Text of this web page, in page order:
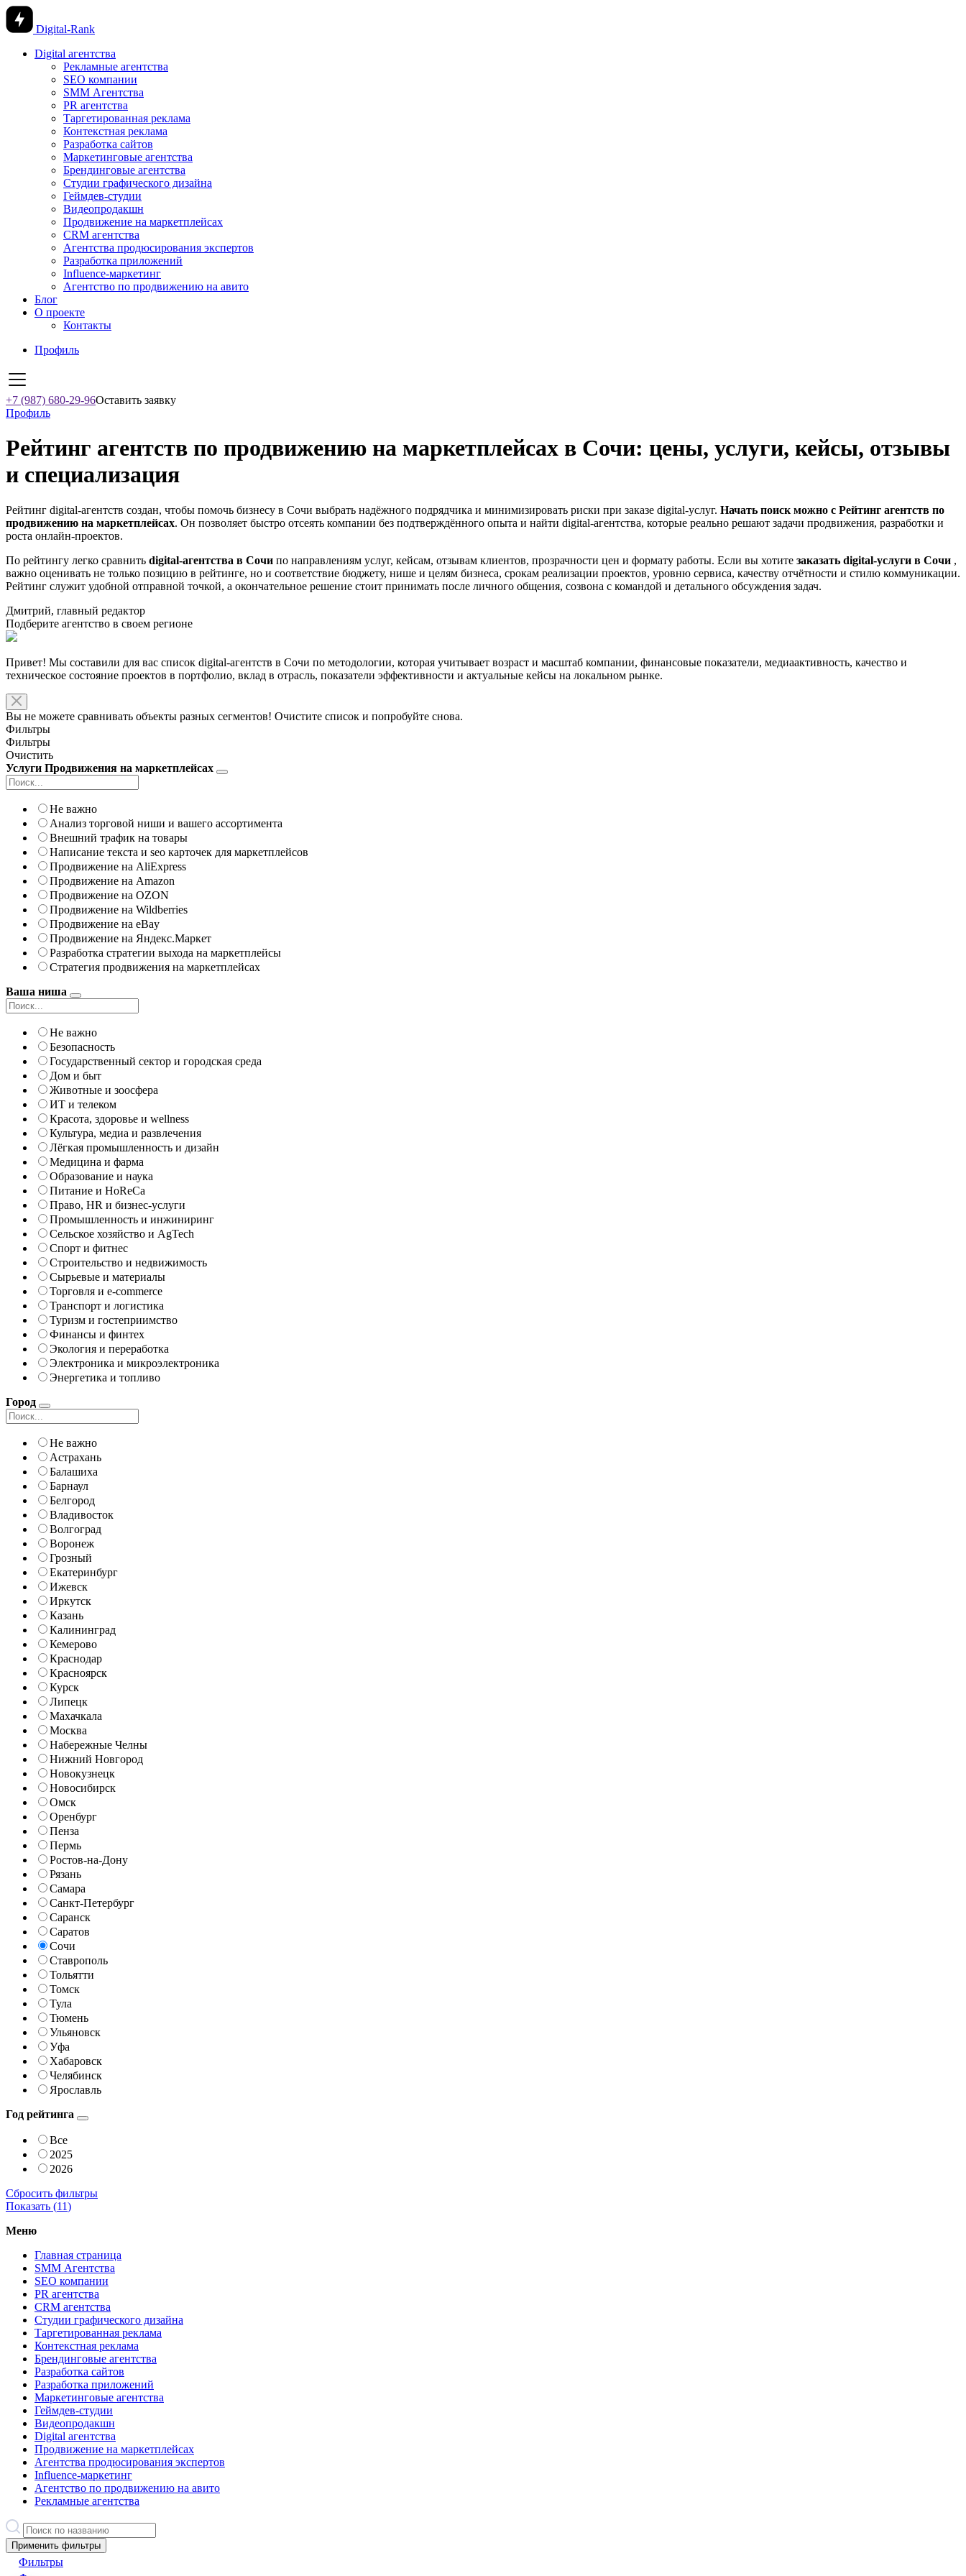
Digital-Rank
Digital агентства
Рекламные агентства
SEO компании
SMM Агентства
PR агентства
Таргетированная реклама
Контекстная реклама
Разработка сайтов
Маркетинговые агентства
Брендинговые агентства
Студии графического дизайна
Геймдев-студии
Видеопродакшн
Продвижение на маркетплейсах
CRM агентства
Агентства продюсирования экспертов
Разработка приложений
Influence-маркетинг
Агентство по продвижению на авито
Блог
О проекте
Контакты
Профиль
+7 (987) 680-29-96Оставить заявку
Профиль
Рейтинг агентств по продвижению на маркетплейсах в Сочи: цены, услуги, кейсы, отзывы
и специализация
Рейтинг digital-агентств создан, чтобы помочь бизнесу в Сочи выбрать надёжного подрядчика и минимизировать риски при заказе digital-услуг. Начать поиск можно с Рейтинг агентств по
продвижению на маркетплейсах. Он позволяет быстро отсеять компании без подтверждённого опыта и найти digital-агентства, которые реально решают задачи продвижения, разработки и
роста онлайн-проектов.
По рейтингу легко сравнить digital-агентства в Сочи по направлениям услуг, кейсам, отзывам клиентов, прозрачности цен и формату работы. Если вы хотите заказать digital-услуги в Сочи ,
важно оценивать не только позицию в рейтинге, но и соответствие бюджету, нише и целям бизнеса, срокам реализации проектов, уровню сервиса, качеству отчётности и стилю коммуникации.
Рейтинг служит удобной отправной точкой, а окончательное решение стоит принимать после личного общения, созвона с командой и детального обсуждения задач.
Дмитрий, главный редактор
Подберите агентство в своем регионе
Привет! Мы составили для вас список digital-агентств в Сочи по методологии, которая учитывает возраст и масштаб компании, финансовые показатели, медиаактивность, качество и
техническое состояние проектов в портфолио, вклад в отрасль, показатели эффективности и актуальные кейсы на локальном рынке.
Вы не можете сравнивать объекты разных сегментов! Очистите список и попробуйте снова.
Фильтры
Фильтры
Очистить
Услуги Продвижения на маркетплейсах
Не важно
Анализ торговой ниши и вашего ассортимента
Внешний трафик на товары
Написание текста и seo карточек для маркетплейсов
Продвижение на AliExpress
Продвижение на Amazon
Продвижение на OZON
Продвижение на Wildberries
Продвижение на eBay
Продвижение на Яндекс.Маркет
Разработка стратегии выхода на маркетплейсы
Стратегия продвижения на маркетплейсах
Ваша ниша
Не важно
Безопасность
Государственный сектор и городская среда
Дом и быт
Животные и зоосфера
ИТ и телеком
Красота, здоровье и wellness
Культура, медиа и развлечения
Лёгкая промышленность и дизайн
Медицина и фарма
Образование и наука
Питание и HoReCa
Право, HR и бизнес-услуги
Промышленность и инжиниринг
Сельское хозяйство и AgTech
Спорт и фитнес
Строительство и недвижимость
Сырьевые и материалы
Торговля и e-commerce
Транспорт и логистика
Туризм и гостеприимство
Финансы и финтех
Экология и переработка
Электроника и микроэлектроника
Энергетика и топливо
Город
Не важно
Астрахань
Балашиха
Барнаул
Белгород
Владивосток
Волгоград
Воронеж
Грозный
Екатеринбург
Ижевск
Иркутск
Казань
Калининград
Кемерово
Краснодар
Красноярск
Курск
Липецк
Махачкала
Москва
Набережные Челны
Нижний Новгород
Новокузнецк
Новосибирск
Омск
Оренбург
Пенза
Пермь
Ростов-на-Дону
Рязань
Самара
Санкт-Петербург
Саранск
Саратов
Сочи
Ставрополь
Тольятти
Томск
Тула
Тюмень
Ульяновск
Уфа
Хабаровск
Челябинск
Ярославль
Год рейтинга
Все
2025
2026
Сбросить фильтры
Показать (11)
Меню
Главная страница
SMM Агентства
SEO компании
PR агентства
CRM агентства
Студии графического дизайна
Таргетированная реклама
Контекстная реклама
Брендинговые агентства
Разработка сайтов
Разработка приложений
Маркетинговые агентства
Геймдев-студии
Видеопродакшн
Digital агентства
Продвижение на маркетплейсах
Агентства продюсирования экспертов
Influence-маркетинг
Агентство по продвижению на авито
Рекламные агентства
Применить фильтры
Фильтры